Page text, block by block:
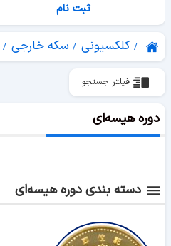
ثبت نام
کلکسیونی سکه خارجی
فیلتر جستجو
دوره هیسه‌ای
دسته بندی دوره هیسه‌ای